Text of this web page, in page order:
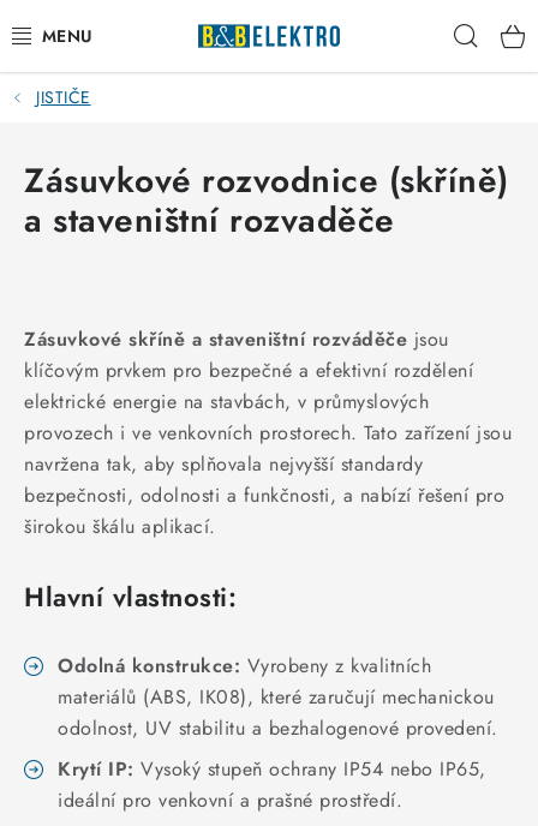
na
obsah
Reklamace / Vrácení zboží
Blog
Kontakty
VYPÍNAČE
ELEKTROMATERIÁL
JISTIČE
KABELY
ŽÁROVKY
VENTILÁTORY
FOTOVOLTAIKA
OHŘÍVAČE VODY
JISTIČE
Zásuvkové rozvodnice (skříně)
a staveništní rozvaděče
Zásuvkové skříně a staveništní rozváděče jsou
klíčovým prvkem pro bezpečné a efektivní rozdělení
elektrické energie na stavbách, v průmyslových
provozech i ve venkovních prostorech. Tato zařízení jsou
navržena tak, aby splňovala nejvyšší standardy
bezpečnosti, odolnosti a funkčnosti, a nabízí řešení pro
širokou škálu aplikací.
Hlavní vlastnosti:
Odolná konstrukce: Vyrobeny z kvalitních
materiálů (ABS, IK08), které zaručují mechanickou
odolnost, UV stabilitu a bezhalogenové provedení.
Krytí IP: Vysoký stupeň ochrany IP54 nebo IP65,
ideální pro venkovní a prašné prostředí.